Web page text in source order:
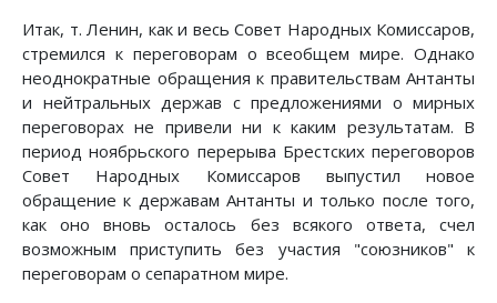
Итак, т. Ленин, как и весь Совет Народных Комиссаров,
стремился к переговорам о всеобщем мире. Однако
неоднократные обращения к правительствам Антанты
и нейтральных держав с предложениями о мирных
переговорах не привели ни к каким результатам. В
период ноябрьского перерыва Брестских переговоров
Совет Народных Комиссаров выпустил новое
обращение к державам Антанты и только после того,
как оно вновь осталось без всякого ответа, счел
возможным приступить без участия "союзников" к
переговорам о сепаратном мире.